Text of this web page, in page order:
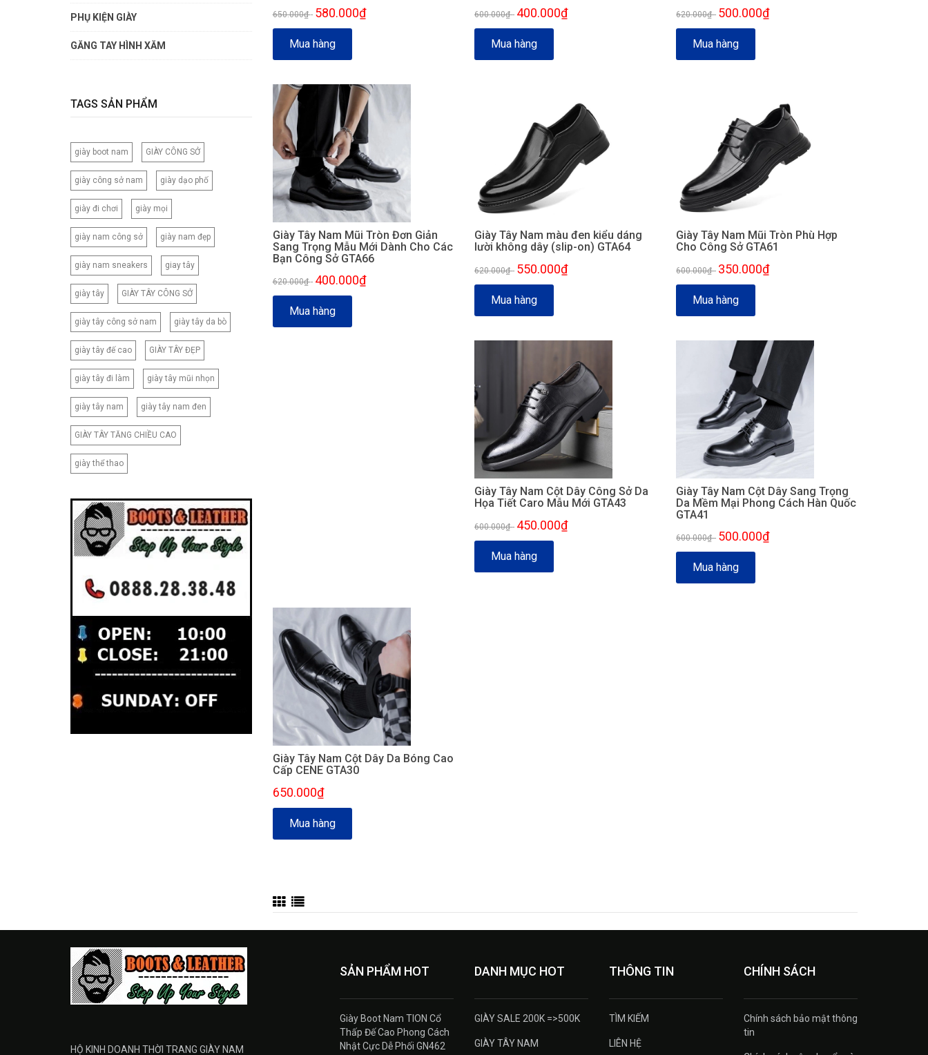
PHỤ KIỆN GIÀY
GĂNG TAY HÌNH XĂM
TAGS SẢN PHẨM
giày boot nam GIÀY CÔNG SỞ
giày công sở nam giày dạo phố
giày đi chơi giày mọi
giày nam công sở giày nam đẹp
giày nam sneakers giay tây
giày tây GIÀY TÂY CÔNG SỞ
giày tây công sở nam giày tây da bò
giày tây đế cao GIÀY TÂY ĐẸP
giày tây đi làm giày tây mũi nhọn
giày tây nam giày tây nam đen
GIÀY TÂY TĂNG CHIỀU CAO
giày thể thao
650.000₫- 580.000₫
Mua hàng
600.000₫- 400.000₫
Mua hàng
620.000₫- 500.000₫
Mua hàng
Giày Tây Nam Mũi Tròn Đơn Giản
Sang Trọng Mẫu Mới Dành Cho Các
Bạn Công Sở GTA66
620.000₫- 400.000₫
Mua hàng
Giày Tây Nam màu đen kiểu dáng
lười không dây (slip-on) GTA64
620.000₫- 550.000₫
Mua hàng
Giày Tây Nam Mũi Tròn Phù Hợp
Cho Công Sở GTA61
600.000₫- 350.000₫
Mua hàng
Giày Tây Nam Cột Dây Công Sở Da
Họa Tiết Caro Mẫu Mới GTA43
600.000₫- 450.000₫
Mua hàng
Giày Tây Nam Cột Dây Sang Trọng
Da Mềm Mại Phong Cách Hàn Quốc
GTA41
600.000₫- 500.000₫
Mua hàng
Giày Tây Nam Cột Dây Da Bóng Cao
Cấp CENE GTA30
650.000₫
Mua hàng
HỘ KINH DOANH THỜI TRANG GIÀY NAM
SẢN PHẨM HOT
Giày Boot Nam TION Cổ
Thấp Đế Cao Phong Cách
Nhật Cực Dễ Phối GN462
DANH MỤC HOT
GIÀY SALE 200K =>500K
GIÀY TÂY NAM
THÔNG TIN
TÌM KIẾM
LIÊN HỆ
CHÍNH SÁCH
Chính sách bảo mật thông
tin